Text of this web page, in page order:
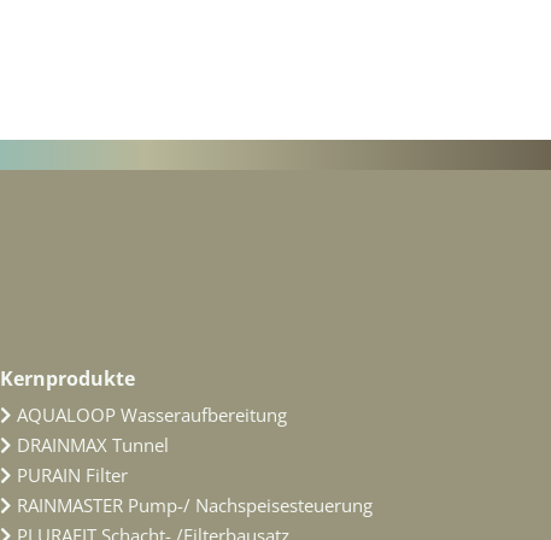
Kernprodukte
AQUALOOP Wasseraufbereitung
DRAINMAX Tunnel
PURAIN Filter
RAINMASTER Pump-/ Nachspeisesteuerung
PLURAFIT Schacht- /Filterbausatz